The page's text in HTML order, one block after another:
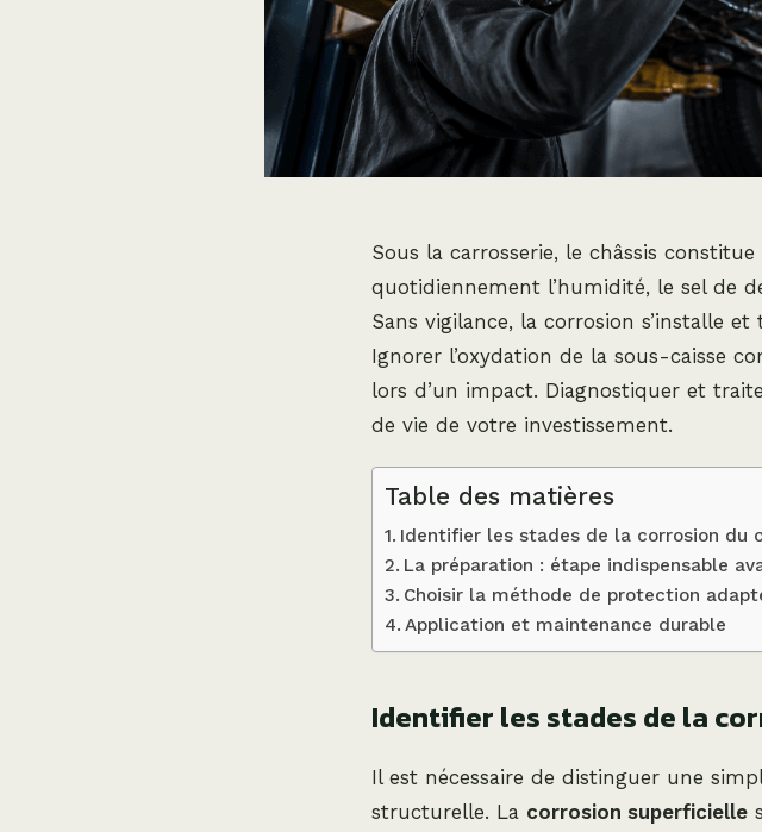
Sous la carrosserie, le châssis
quotidiennement l’humidité, le sel de
Sans vigilance, la corrosion s’installe
Ignorer l’oxydation de la sous-caisse
lors d’un impact. Diagnostiquer et
de vie de votre investissement.
Table des matières
Identifier les stades de la corrosion du
La préparation : étape indispensable
Choisir la méthode de protection
Application et maintenance durable
Identifier les stades de la
Il est nécessaire de distinguer une
structurelle. La corrosion superficielle